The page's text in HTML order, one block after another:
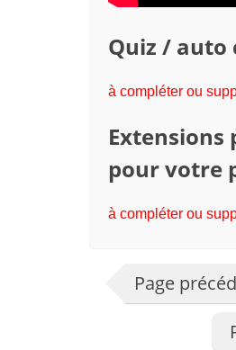
Quiz / auto
à compléter ou
Extensions
pour votre
à compléter ou
Page